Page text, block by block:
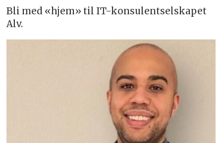
Bli med «hjem» til IT-konsulentselskapet
Alv.